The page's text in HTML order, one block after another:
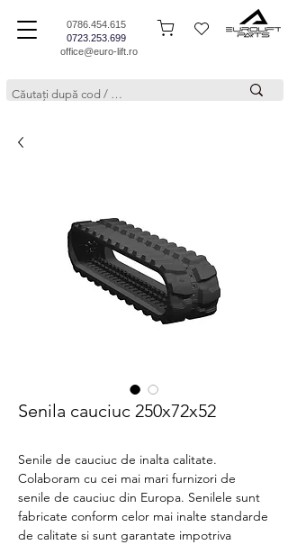
0786.454.615
0723.253.699
office@euro-lift.ro
Senila cauciuc 250x72x52
Senile de cauciuc de inalta calitate.
Colaboram cu cei mai mari furnizori de
senile de cauciuc din Europa. Senilele sunt
fabricate conform celor mai inalte standarde
de calitate si sunt garantate impotriva